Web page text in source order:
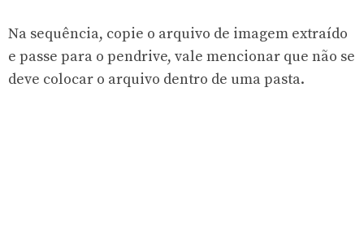
Na sequência, copie o arquivo de imagem extraído
e passe para o pendrive, vale mencionar que não se
deve colocar o arquivo dentro de uma pasta.